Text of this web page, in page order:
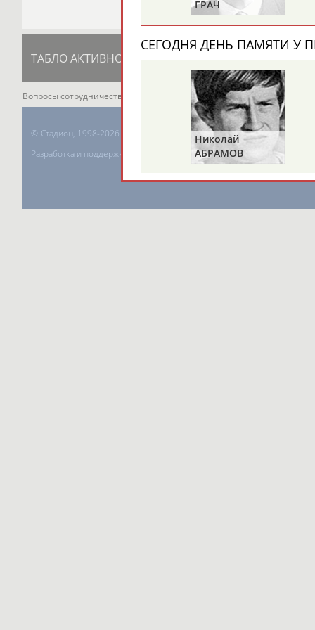
ТАБЛО АКТИВНОСТИ
Вопросы сотрудничества и совместной деятельности
© Стадион, 1998-2026
Разработка и поддержка ООО НАИТ «Стадион»
ГРАЧ
ПРИВАЛОВ
СЕГОДНЯ ДЕНЬ ПАМЯТИ У
Николай
АБРАМОВ